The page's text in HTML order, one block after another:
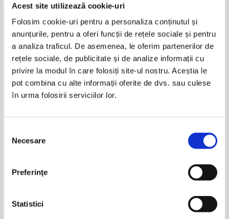
Acest site utilizează cookie-uri
Folosim cookie-uri pentru a personaliza conținutul și
anunțurile, pentru a oferi funcții de rețele sociale și pentru
a analiza traficul. De asemenea, le oferim partenerilor de
rețele sociale, de publicitate și de analize informații cu
privire la modul în care folosiți site-ul nostru. Aceștia le
pot combina cu alte informații oferite de dvs. sau culese
în urma folosirii serviciilor lor.
consimțământului
Necesare
Preferinţe
Statistici
Sandra Brown - Eden Pass
Pret: 16,00Lei 6,40 Lei
Adaugă în coș
Teresa Medeiros - Deliciile
pacatului
Pret:8,00 Lei
Adaugă în coș